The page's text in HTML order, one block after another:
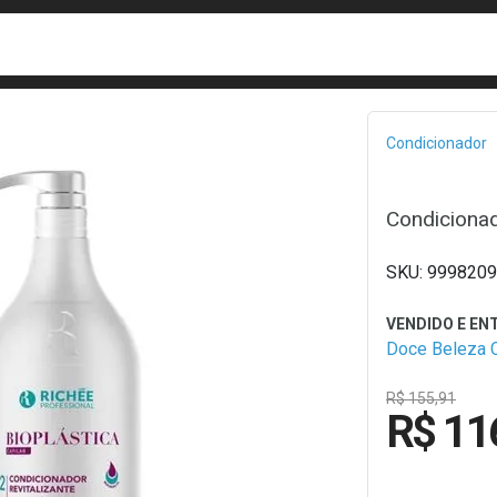
Condicionador
Doce Beleza
R$ 155,91
R$